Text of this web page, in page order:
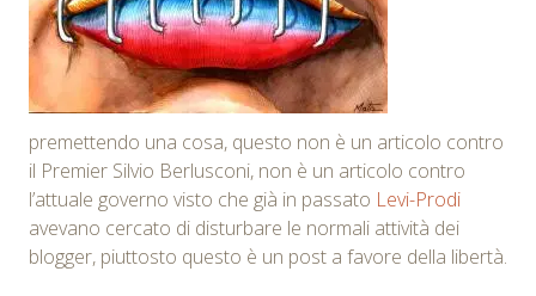
premettendo una cosa, questo non è un articolo contro
il Premier Silvio Berlusconi, non è un articolo contro
l’attuale governo visto che già in passato Levi-Prodi
avevano cercato di disturbare le normali attività dei
blogger, piuttosto questo è un post a favore della libertà.